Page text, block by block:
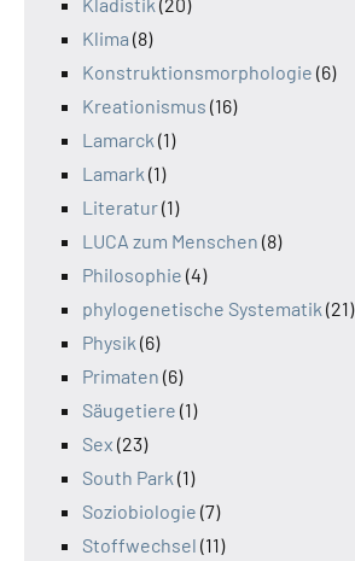
Klima (8)
Konstruktionsmorphologie (6)
Kreationismus (16)
Lamarck (1)
Lamark (1)
Literatur(1)
LUCA zum Menschen (8)
Philosophie (4)
phylogenetische Systematik (21)
Physik (6)
Primaten (6)
Säugetiere (1)
Sex (23)
South Park (1)
Soziobiologie (7)
Stoffwechsel (11)